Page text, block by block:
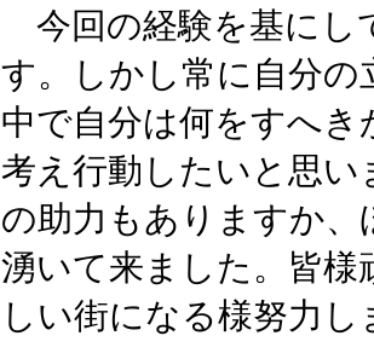
今回の経験を基にし
す。しかし常に自分の
中で自分は何をすへ
考え行動したいと思
の助力もありますか
湧いて来ました。皆
しい街になる様努力し